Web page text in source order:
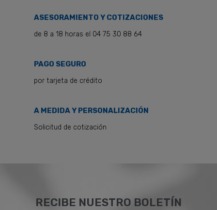
ASESORAMIENTO Y COTIZACIONES
de 8 a 18 horas el 04 75 30 88 64
PAGO SEGURO
por tarjeta de crédito
A MEDIDA Y PERSONALIZACIÓN
Solicitud de cotización
RECIBE NUESTRO BOLETÍN